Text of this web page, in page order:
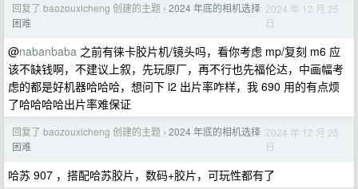
回复了 baozouxicheng 创建的主题 › 2024 年底的相机选择
困难
2024 年 12 月 25
日
@nabanbaba 之前有徕卡胶片机/镜头吗，看你考虑 mp/复刻 m6 应
该不缺钱啊，不建议上叙，先玩原厂，再不行也先福伦达，中画幅考
虑的都是好机器哈哈哈，想问下 i2 出片率咋样，我 690 用的有点烦
了哈哈哈哈出片率难保证
回复了 baozouxicheng 创建的主题 › 2024 年底的相机选择
困难
2024 年 12 月 25
日
哈苏 907 ，搭配哈苏胶片，数码+胶片，可玩性都有了